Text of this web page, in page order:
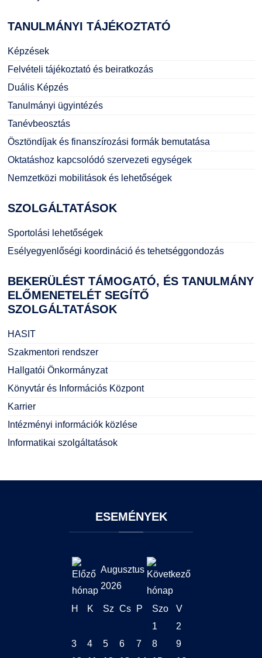
TANULMÁNYI TÁJÉKOZTATÓ
Képzések
Felvételi tájékoztató és beiratkozás
Duális Képzés
Tanulmányi ügyintézés
Tanévbeosztás
Ösztöndíjak és finanszírozási formák bemutatása
Oktatáshoz kapcsolódó szervezeti egységek
Nemzetközi mobilitások és lehetőségek
SZOLGÁLTATÁSOK
Sportolási lehetőségek
Esélyegyenlőségi koordináció és tehetséggondozás
BEKERÜLÉSTTÁMOGATÓ, ÉS TANULMÁNY
ELŐMENETELÉT SEGÍTŐ
SZOLGÁLTATÁSOK
HASIT
Szakmentori rendszer
Hallgatói Önkormányzat
Könyvtár és Információs Központ
Karrier
Intézményi információk közlése
Informatikai szolgáltatások
ESEMÉNYEK
Augusztus
2026
H K Sz Cs P Szo
V
1
2
3
4 5 6 7 8
9